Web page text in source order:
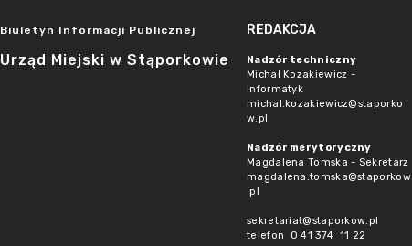
Biuletyn Informacji Publicznej
Urząd Miejski w Stąporkowie
REDAKCJA
Nadzór techniczny
Michał Kozakiewicz -
Informatyk
michal.kozakiewicz@staporko
w.pl
Nadzór merytoryczny
Magdalena Tomska - Sekretarz
magdalena.tomska@staporkow
.pl
sekretariat@staporkow.pl
telefon 0 41 374 11 22